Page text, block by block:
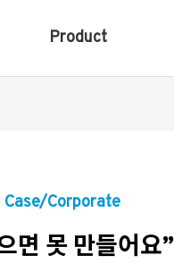
Product
Case/Corporate
면 못 만들어